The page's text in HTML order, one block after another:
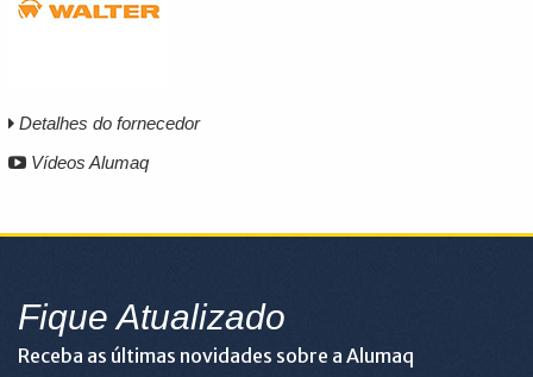
Detalhes do fornecedor
Vídeos Alumaq
Fique Atualizado
Receba as últimas novidades sobre a Alumaq